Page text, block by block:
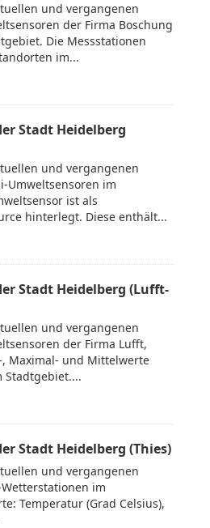
und vergangenen
der Firma Boschung
Die Messstationen
im...
Stadt Heidelberg
und vergangenen
Umweltsensoren im
ist als
hinterlegt. Diese enthält...
Stadt Heidelberg (Lufft-
und vergangenen
der Firma Lufft,
Maximal- und Mittelwerte
Stadtgebiet....
Stadt Heidelberg (Thies)
und vergangenen
im
Temperatur (Grad Celsius),